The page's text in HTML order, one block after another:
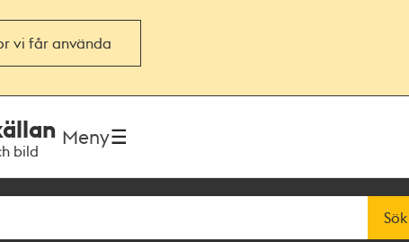
vi får använda
bild
Meny
Sök